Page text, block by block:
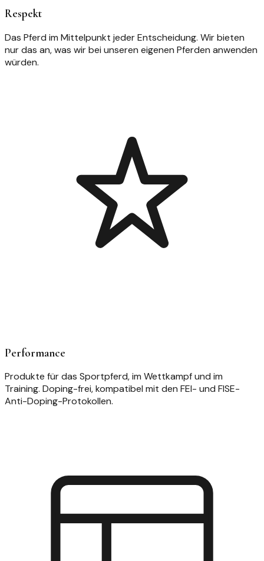
Respekt
Das Pferd im Mittelpunkt jeder Entscheidung. Wir bieten
nur das an, was wir bei unseren eigenen Pferden anwenden
würden.
Performance
Produkte für das Sportpferd, im Wettkampf und im
Training. Doping-frei, kompatibel mit den FEI- und FISE-
Anti-Doping-Protokollen.